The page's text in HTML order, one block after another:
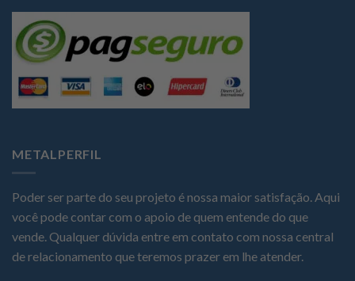
METALPERFIL
Poder ser parte do seu projeto é nossa maior satisfação. Aqui
você pode contar com o apoio de quem entende do que
vende. Qualquer dúvida entre em contato com nossa central
de relacionamento que teremos prazer em lhe atender.